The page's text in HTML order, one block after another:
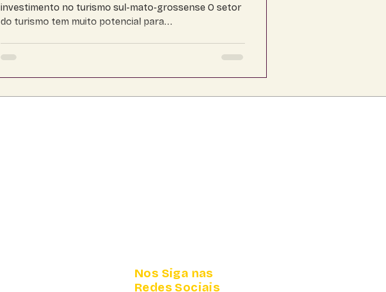
investimento no turismo sul-mato-grossense O setor
do turismo tem muito potencial para...
Nos Siga nas
Redes Sociais